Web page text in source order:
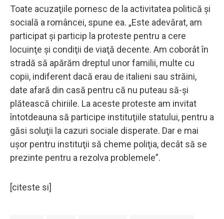
Toate acuzaţiile pornesc de la activitatea politică şi
socială a româncei, spune ea. „Este adevărat, am
participat şi particip la proteste pentru a cere
locuinţe şi condiţii de viaţă decente. Am coborât în
stradă să apărăm dreptul unor familii, multe cu
copii, indiferent dacă erau de italieni sau străini,
date afară din casă pentru că nu puteau să-şi
plătească chiriile. La aceste proteste am invitat
întotdeauna să participe instituţiile statului, pentru a
găsi soluţii la cazuri sociale disperate. Dar e mai
uşor pentru instituţii să cheme poliţia, decât să se
prezinte pentru a rezolva problemele”.
[citeste si]